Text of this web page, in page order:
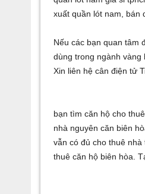
xuất quần lót nam, bán
Nếu các bạn quan tâm
dùng trong ngành
Xin liên hệcân điện tử
bạn tìmcăn hộ cho
nhà nguyên căn biên
vẫn có đủcho thuê nhà
thuê căn hộ biên hòa.